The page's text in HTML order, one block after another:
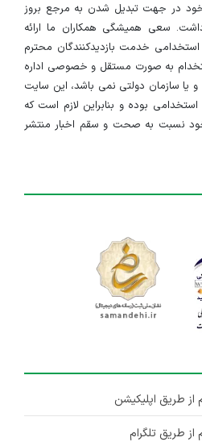
خود در جهت تبدیل شدن به مرجع بروز
سعی همیشگی همکاران ما ارائه
خدمت بازدیدکنندگان محترم
به صورت مستقل و خصوصی اداره
یا سازمان دولتی نمی باشد، این سایت
بوده و بنابراین لازم است که
خود نسبت به صحت و سقم اخبار منتشر
طریق اپلیکیشن
طریق تلگرام